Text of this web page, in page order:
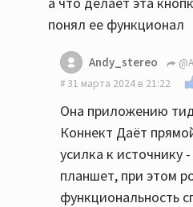
понял ее функционал
Andy_stereo
31 марта 2024 в 21:22
Она приложению
Коннект Даёт
усилка к источнику
планшет, при этом
функциональность